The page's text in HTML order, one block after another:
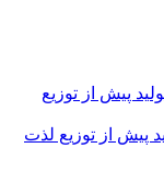
پیش از توزیع لذت